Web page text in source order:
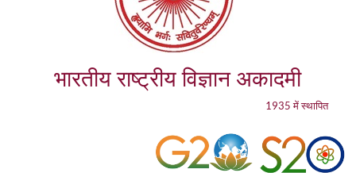
भारतीय राष्ट्रीय विज्ञान अकादमी
1935 में स्थापित